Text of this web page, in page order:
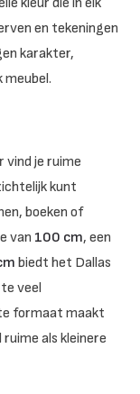
kleur die in elk
en tekeningen
karakter,
meubel.
vind je ruime
kunt
boeken of
van 100 cm, een
biedt het Dallas
veel
formaat maakt
als kleinere